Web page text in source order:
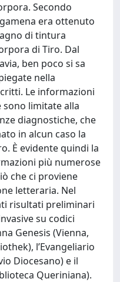
Secondo
era ottenuto
di tintura
di Tiro. Dal
ben poco si sa
nella
Le informazioni
limitate alla
diagnostiche, che
in alcun caso la
È evidente quindi la
più numerose
che ci proviene
letteraria. Nel
risultati preliminari
su codici
Genesis (Vienna,
l’Evangeliario
Diocesano) e il
Queriniana).